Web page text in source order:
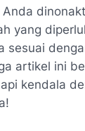
yang
sesuai
artikel ini
kendala